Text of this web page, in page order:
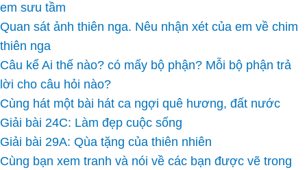
em sưu tầm
Quan sát ảnh thiên nga. Nêu nhận xét của em về chim
thiên nga
Câu kể Ai thế nào? có mấy bộ phận? Mỗi bộ phận trả
lời cho câu hỏi nào?
Cùng hát một bài hát ca ngợi quê hương, đất nước
Giải bài 24C: Làm đẹp cuộc sống
Giải bài 29A: Qùa tặng của thiên nhiên
Cùng bạn xem tranh và nói về các bạn được vẽ trong